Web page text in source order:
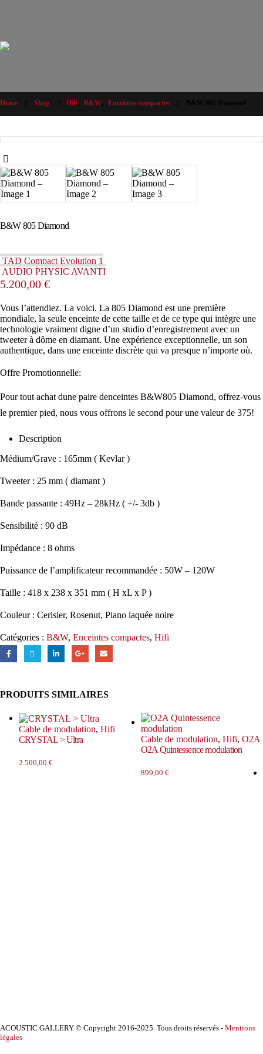
Home Shop Hifi B&W Enceintes compactes
B&W 805 Diamond
TAD Compact Evolution 1
AUDIO PHYSIC AVANTI
5.200,00 €
Vous l’attendiez. La voici. La 805 Diamond est une première
mondiale, la seule enceinte de cette taille et de ce type qui intègre une
technologie vraiment digne d’un studio d’enregistrement avec un
tweeter à dôme en diamant. Une expérience exceptionnelle, un son
authentique, dans une enceinte discrète qui va presque n’importe où.
Offre Promotionnelle:
Pour tout achat dune paire denceintes B&W805 Diamond, offrez-vous
le premier pied, nous vous offrons le second pour une valeur de 375!
Description
Médium/Grave : 165mm ( Kevlar )
Tweeter : 25 mm ( diamant )
Bande passante : 49Hz – 28kHz ( +/- 3db )
Sensibilité : 90 dB
Impédance : 8 ohms
Puissance de l’amplificateur recommandée : 50W – 120W
Taille : 418 x 238 x 351 mm ( H xL x P )
Couleur : Cerisier, Rosenut, Piano laquée noire
Catégories : B&W, Enceintes compactes, Hifi
PRODUITS SIMILAIRES
Cable de modulation, Hifi
CRYSTAL > Ultra
2.500,00 €
Cable de modulation, Hifi, O2A
O2A Quintessence modulation
899,00 €
ACOUSTIC GALLERY © Copyright 2016-2025. Tous droits réservés - Mentions
légales